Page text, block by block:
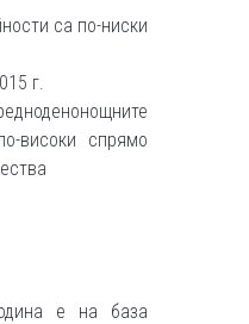
са по-ниски
г.
високи спрямо
е на база